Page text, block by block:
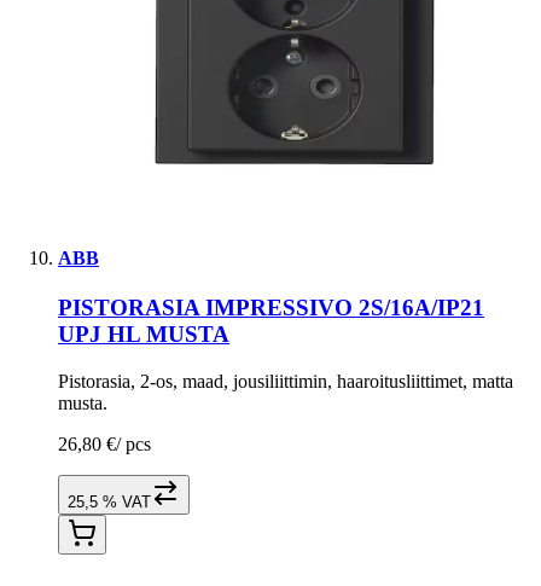
ABB
PISTORASIA IMPRESSIVO 2S/16A/IP21
UPJ HL MUSTA
Pistorasia, 2-os, maad, jousiliittimin, haaroitusliittimet, matta
musta.
26,80 €/ pcs
25,5 % VAT